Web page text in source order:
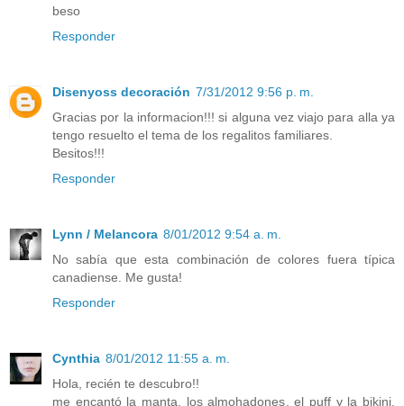
beso
Responder
Disenyoss decoración 7/31/2012 9:56 p. m.
Gracias por la informacion!!! si alguna vez viajo para alla ya
tengo resuelto el tema de los regalitos familiares.
Besitos!!!
Responder
Lynn / Melancora 8/01/2012 9:54 a. m.
No sabía que esta combinación de colores fuera típica
canadiense. Me gusta!
Responder
Cynthia 8/01/2012 11:55 a. m.
Hola, recién te descubro!!
me encantó la manta, los almohadones, el puff y la bikini,